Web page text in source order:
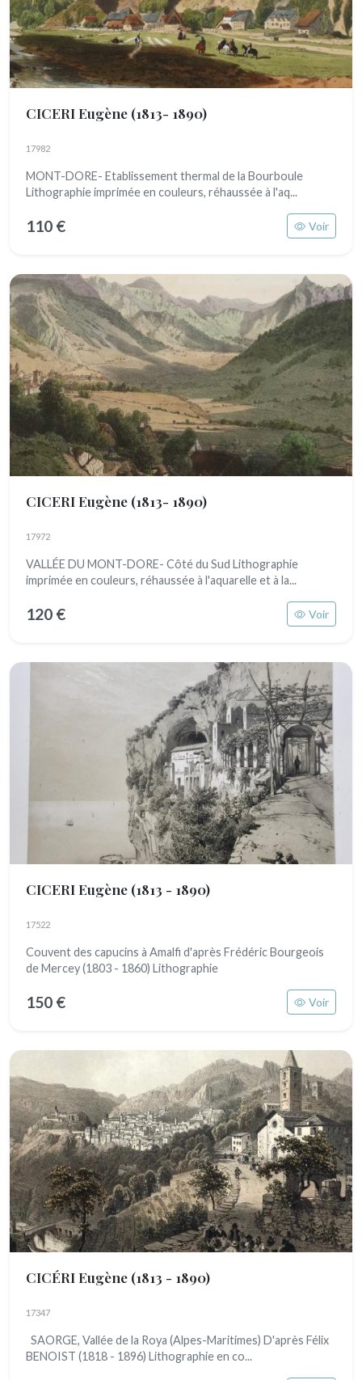
CICERI Eugène (1813- 1890)
17982
MONT-DORE- Etablissement thermal de la Bourboule
Lithographie imprimée en couleurs, réhaussée à l'aq...
110 € Voir
CICERI Eugène (1813- 1890)
17972
VALLÉE DU MONT-DORE- Côté du Sud Lithographie
imprimée en couleurs, réhaussée à l'aquarelle et à la...
120 € Voir
CICERI Eugène (1813 - 1890)
17522
Couvent des capucins à Amalfi d'après Frédéric Bourgeois
de Mercey (1803 - 1860) Lithographie
150 € Voir
CICÉRI Eugène (1813 - 1890)
17347
SAORGE, Vallée de la Roya (Alpes-Maritimes) D'après Félix
BENOIST (1818 - 1896) Lithographie en co...